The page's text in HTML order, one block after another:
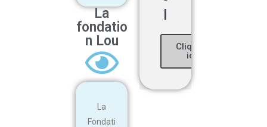
La
fondatio
n Lou
La
Fondati
Cliquez
ici